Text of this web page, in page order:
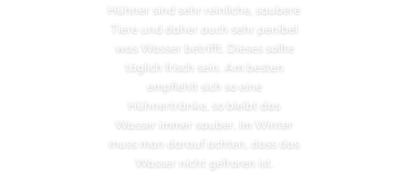
Hühner sind sehr reinliche, saubere
Tiere und daher auch sehr penibel
was Wasser betrifft. Dieses sollte
täglich frisch sein. Am besten
empfiehlt sich so eine
Hühnertränke, so bleibt das
Wasser immer sauber. Im Winter
muss man darauf achten, dass das
Wasser nicht gefroren ist.